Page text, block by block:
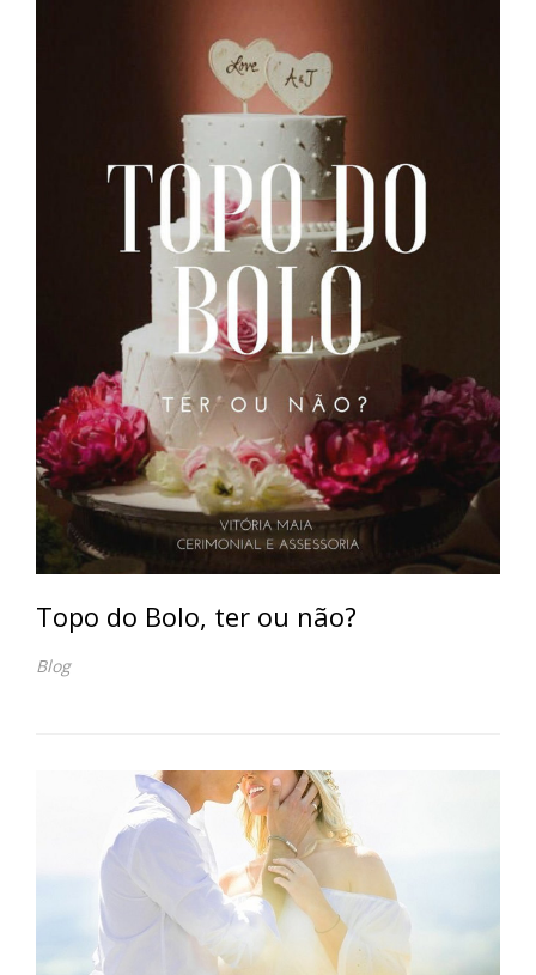
Topo do Bolo, ter ou não?
Blog